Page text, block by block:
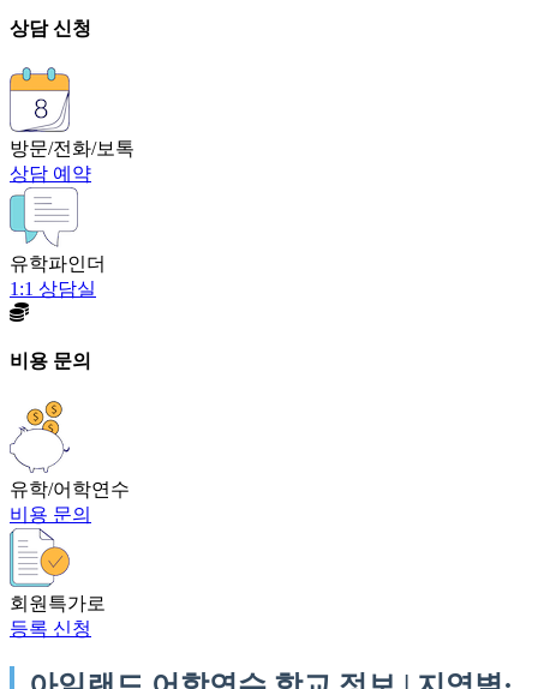
상담 신청
방문/전화/보톡
상담 예약
유학파인더
1:1 상담실
비용 문의
유학/어학연수
비용 문의
회원특가로
등록 신청